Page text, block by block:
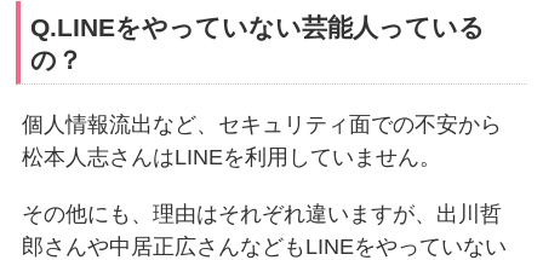
Q.LINEをやっていない芸能人っている
の？
個人情報流出など、セキュリティ面での不安から
松本人志さんはLINEを利用していません。
その他にも、理由はそれぞれ違いますが、出川哲
郎さんや中居正広さんなどもLINEをやっていない